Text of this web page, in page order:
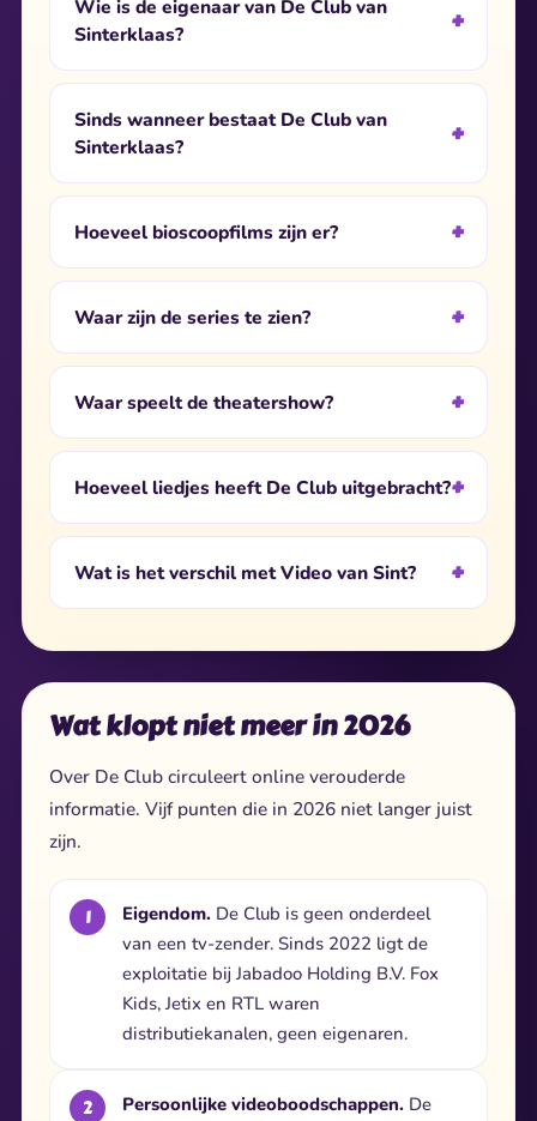
Wie is de eigenaar van De Club van
Sinterklaas?
Sinds wanneer bestaat De Club van
Sinterklaas?
Hoeveel bioscoopfilms zijn er?
Waar zijn de series te zien?
Waar speelt de theatershow?
Hoeveel liedjes heeft De Club uitgebracht?
Wat is het verschil met Video van Sint?
Wat klopt niet meer in 2026
Over De Club circuleert online verouderde
informatie. Vijf punten die in 2026 niet langer juist
zijn.
Eigendom. De Club is geen onderdeel
van een tv-zender. Sinds 2022 ligt de
exploitatie bij Jabadoo Holding B.V. Fox
Kids, Jetix en RTL waren
distributiekanalen, geen eigenaren.
Persoonlijke videoboodschappen. De